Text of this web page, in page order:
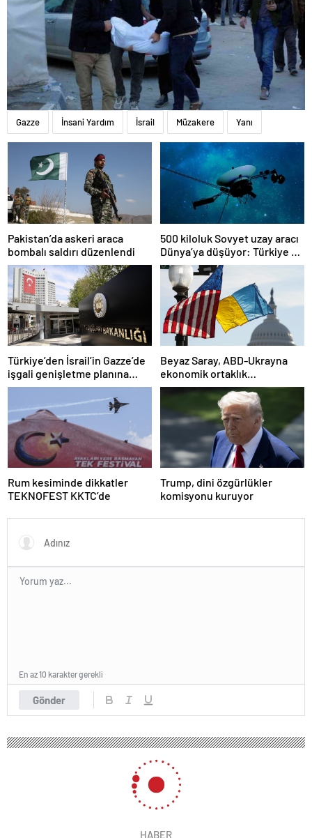
Gazze İnsani Yardım İsrail Müzakere Yanı
Pakistan’da askeri araca
bombalı saldırı düzenlendi
500 kiloluk Sovyet uzay aracı
Dünya’ya düşüyor: Türkiye de
risk altında
Türkiye’den İsrail’in Gazze’de
işgali genişletme planına
tepki
Beyaz Saray, ABD-Ukrayna
ekonomik ortaklık
anlaşmasının detaylarını
Rum kesiminde dikkatler
TEKNOFEST KKTC’de
Trump, dini özgürlükler
komisyonu kuruyor
Gönder
En az 10 karakter gerekli